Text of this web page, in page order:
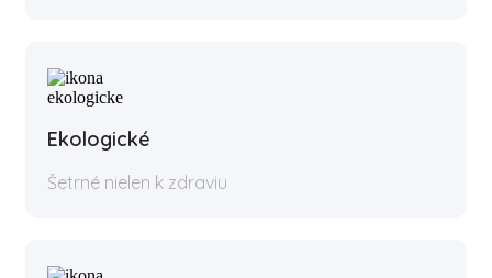
Ekologické
Šetrné nielen k zdraviu